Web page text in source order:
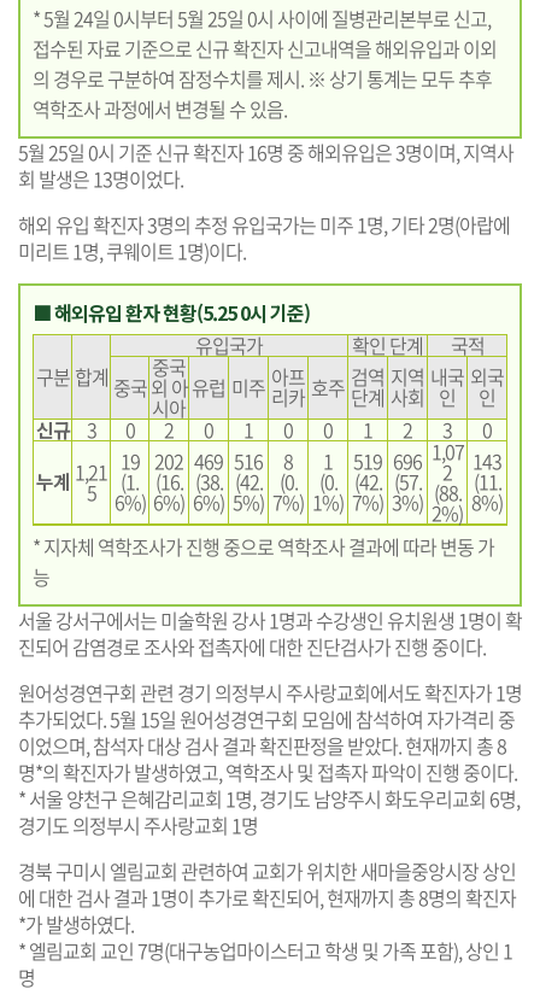
* 5월 24일 0시부터 5월 25일 0시 사이에 질병관리본부로 신고,
접수된 자료 기준으로 신규 확진자 신고내역을 해외유입과 이외
의 경우로 구분하여 잠정수치를 제시. ※ 상기 통계는 모두 추후
역학조사 과정에서 변경될 수 있음.
5월 25일 0시 기준 신규 확진자 16명 중 해외유입은 3명이며, 지역사
회 발생은 13명이었다.
해외 유입 확진자 3명의 추정 유입국가는 미주 1명, 기타 2명(아랍에
미리트 1명, 쿠웨이트 1명)이다.
■ 해외유입 환자 현황(5.25 0시 기준)
구분 합계
유입국가 확인 단계
국적
중국
중국
외 아
시아
유럽 미주 아프
리카 호주 검역
단계
지역
사회
내국
인
외국
인
신규 3 0 2 0 1 0 0 1 2 3
0
누계 1,21
5
19
(1.
6%)
202
(16.
6%)
469
(38.
6%)
516
(42.
5%)
8
(0.
7%)
1
(0.
1%)
519
(42.
7%)
696
(57.
3%)
1,07
2
(88.
2%)
143
(11.
8%)
* 지자체 역학조사가 진행 중으로 역학조사 결과에 따라 변동 가
능
서울 강서구에서는 미술학원 강사 1명과 수강생인 유치원생 1명이 확
진되어 감염경로 조사와 접촉자에 대한 진단검사가 진행 중이다.
원어성경연구회 관련 경기 의정부시 주사랑교회에서도 확진자가 1명
추가되었다. 5월 15일 원어성경연구회 모임에 참석하여 자가격리 중
이었으며, 참석자 대상 검사 결과 확진판정을 받았다. 현재까지 총 8
명*의 확진자가 발생하였고, 역학조사 및 접촉자 파악이 진행 중이다.
* 서울 양천구 은혜감리교회 1명, 경기도 남양주시 화도우리교회 6명,
경기도 의정부시 주사랑교회 1명
경북 구미시 엘림교회 관련하여 교회가 위치한 새마을중앙시장 상인
에 대한 검사 결과 1명이 추가로 확진되어, 현재까지 총 8명의 확진자
*가 발생하였다.
* 엘림교회 교인 7명(대구농업마이스터고 학생 및 가족 포함), 상인 1
명